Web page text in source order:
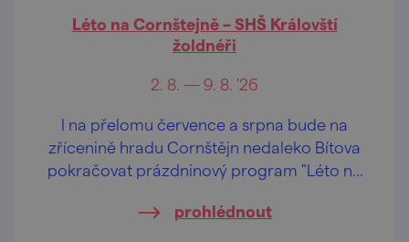
Léto na Cornštejně – SHŠ Královští
žoldnéři
2. 8. — 9. 8. '26
I na přelomu července a srpna bude na
zřícenině hradu Cornštějn nedaleko Bítova
pokračovat prázdninový program "Léto na
prohlédnout